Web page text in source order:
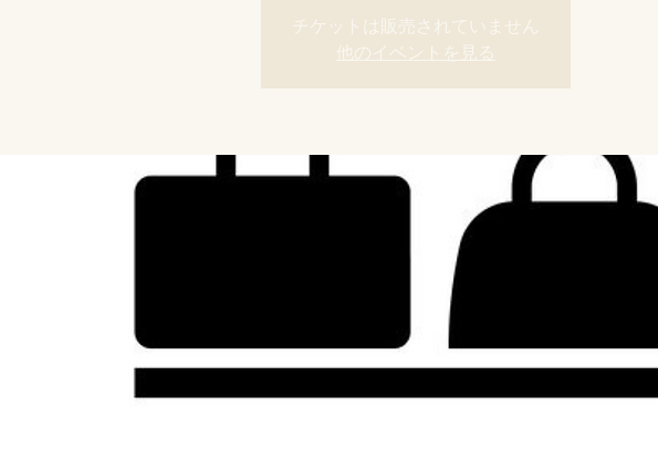
チケットは販売されていません
他のイベントを見る